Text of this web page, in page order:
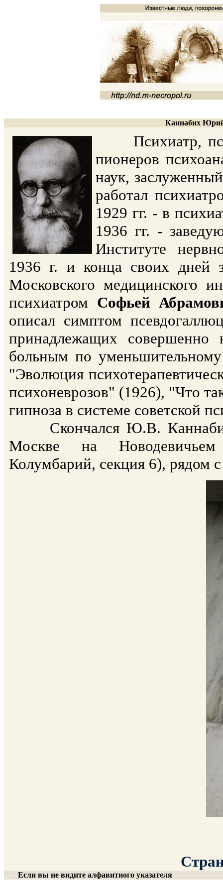
Каннабих
Психиатр,
пионеров
наук,
работал
1929 гг. - в
1936 гг. -
Институте
1936 г. и конца своих дней
Московского медицинского
психиатром Софьей
описал симптом
принадлежащих
больным по
"Эволюция
психоневрозов" (1926), "Что
гипноза в системе советской
Скончался Ю.В. Каннабих
Москве на
Колумбарий, секция 6), рядом
Если вы не видите алфавитного указателя